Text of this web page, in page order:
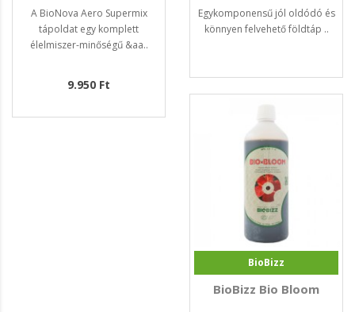
A BioNova Aero Supermix
tápoldat egy komplett
élelmiszer-minőségű &aa..
9.950 Ft
Egykomponensű jól oldódó és
könnyen felvehető földtáp ..
BioBizz
BioBizz Bio Bloom